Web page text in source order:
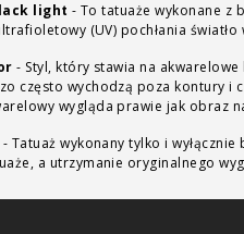
light - To tatuaże wykonane z
(UV) pochłania
- Styl, który stawia na
często wychodzą poza kontury i
wygląda prawie jak obraz
- Tatuaż wykonany tylko i
a utrzymanie oryginalnego